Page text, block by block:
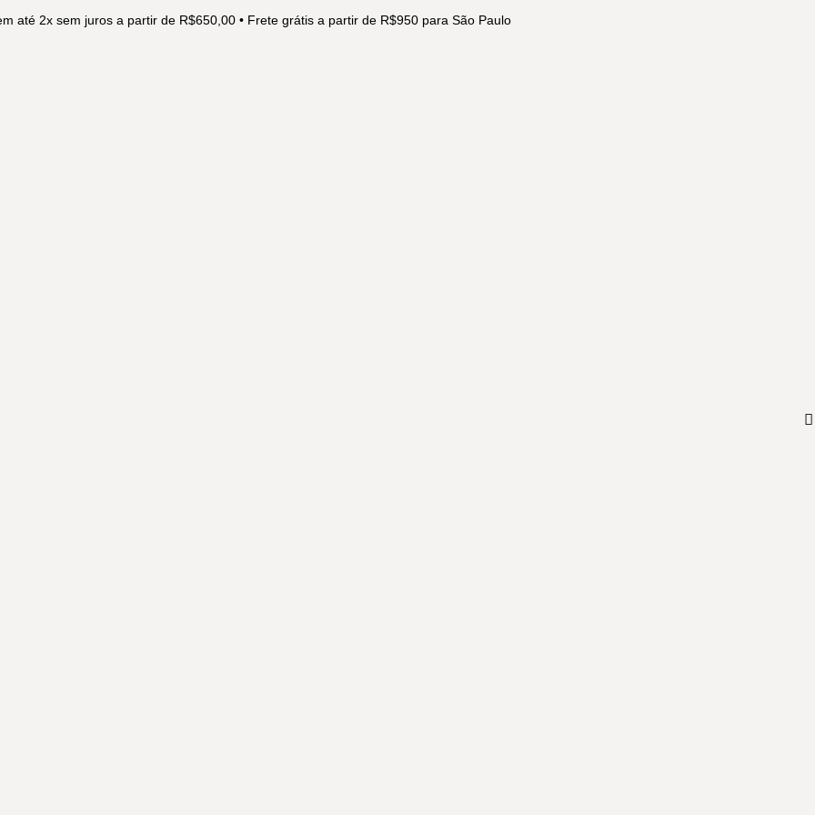
até 2x sem juros a partir de R$650,00 • Frete grátis a partir de R$950 para São Paulo
crochê.